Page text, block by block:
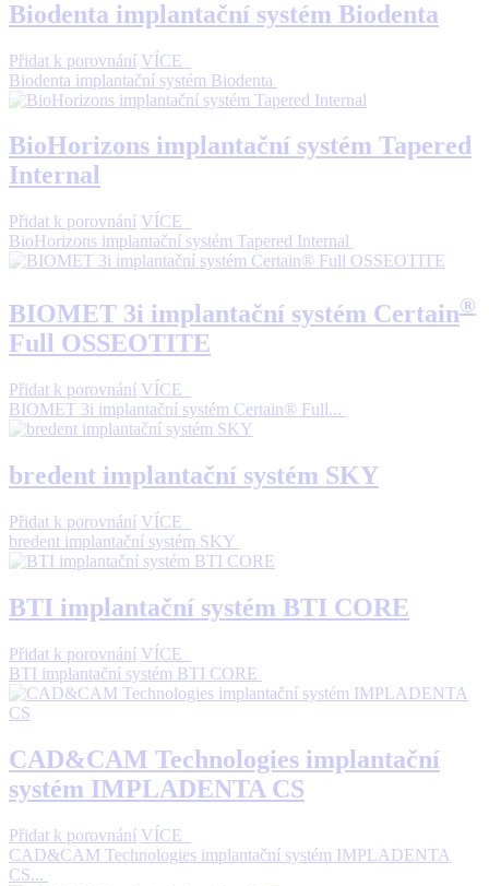
Biodenta implantační systém Biodenta
Přidat k porovnání VÍCE
Biodenta implantační systém Biodenta
BioHorizons implantační systém Tapered
Internal
Přidat k porovnání VÍCE
BioHorizons implantační systém Tapered Internal
BIOMET 3i implantační systém Certain®
Full OSSEOTITE
Přidat k porovnání VÍCE
BIOMET 3i implantační systém Certain® Full...
bredent implantační systém SKY
Přidat k porovnání VÍCE
bredent implantační systém SKY
BTI implantační systém BTI CORE
Přidat k porovnání VÍCE
BTI implantační systém BTI CORE
CAD&CAM Technologies implantační
systém IMPLADENTA CS
Přidat k porovnání VÍCE
CAD&CAM Technologies implantační systém IMPLADENTA
CS...